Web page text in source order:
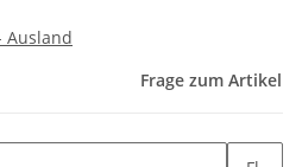
Ausland
Frage zum Artikel